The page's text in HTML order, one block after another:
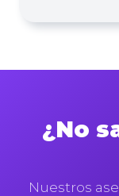
¿No
Nuestros